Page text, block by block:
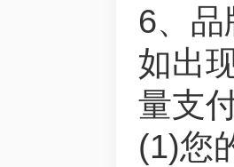
6、
如出
量支
(1)您